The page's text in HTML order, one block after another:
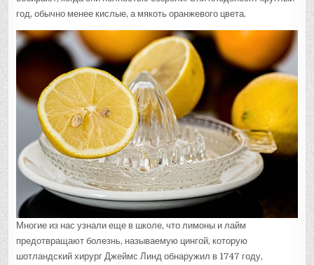
год, обычно менее кислые, а мякоть оранжевого цвета.
Многие из нас узнали еще в школе, что лимоны и лайм
предотвращают болезнь, называемую цингой, которую
шотландский хирург Джеймс Линд обнаружил в 1747 году,